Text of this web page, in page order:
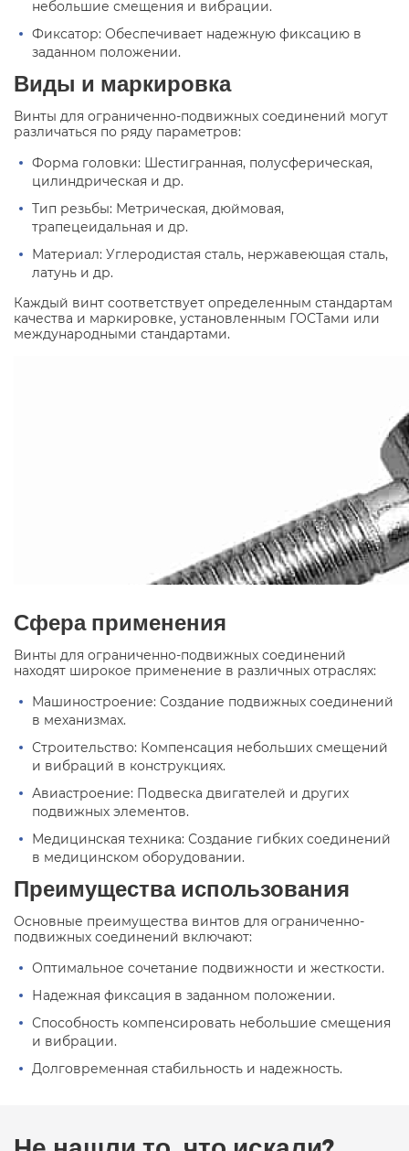
небольшие смещения и вибрации.
Фиксатор: Обеспечивает надежную фиксацию в
заданном положении.
Виды и маркировка
Винты для ограниченно-подвижных соединений могут
различаться по ряду параметров:
Форма головки: Шестигранная, полусферическая,
цилиндрическая и др.
Тип резьбы: Метрическая, дюймовая,
трапецеидальная и др.
Материал: Углеродистая сталь, нержавеющая сталь,
латунь и др.
Каждый винт соответствует определенным стандартам
качества и маркировке, установленным ГОСТами или
международными стандартами.
Сфера применения
Винты для ограниченно-подвижных соединений
находят широкое применение в различных отраслях:
Машиностроение: Создание подвижных соединений
в механизмах.
Строительство: Компенсация небольших смещений
и вибраций в конструкциях.
Авиастроение: Подвеска двигателей и других
подвижных элементов.
Медицинская техника: Создание гибких соединений
в медицинском оборудовании.
Преимущества использования
Основные преимущества винтов для ограниченно-
подвижных соединений включают:
Оптимальное сочетание подвижности и жесткости.
Надежная фиксация в заданном положении.
Способность компенсировать небольшие смещения
и вибрации.
Долговременная стабильность и надежность.